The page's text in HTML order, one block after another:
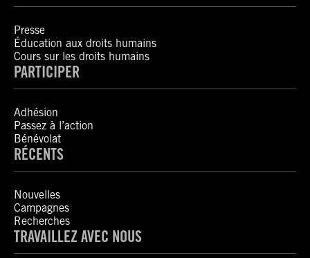
Presse
Éducation aux droits humains
Cours sur les droits humains
PARTICIPER
Adhésion
Passez à l’action
Bénévolat
RÉCENTS
Nouvelles
Campagnes
Recherches
TRAVAILLEZ AVEC NOUS